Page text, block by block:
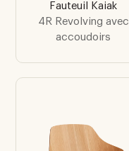
Fauteuil Kaiak
4R Revolving avec
accoudoirs